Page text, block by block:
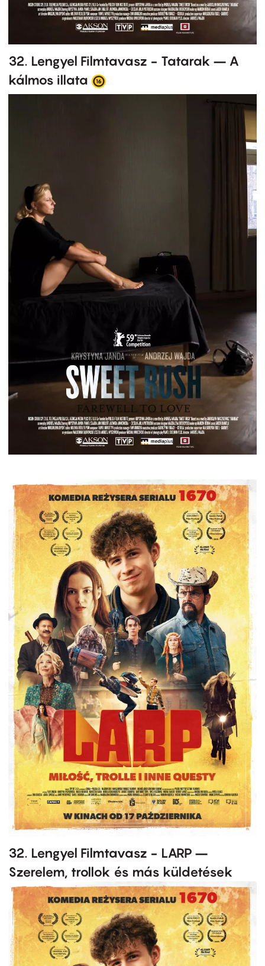
32. Lengyel Filmtavasz - Tatarak – A
kálmos illata
32. Lengyel Filmtavasz - LARP –
Szerelem, trollok és más küldetések